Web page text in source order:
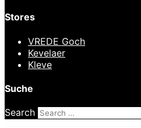
Stores
VREDE Goch
Kevelaer
Kleve
Suche
Search